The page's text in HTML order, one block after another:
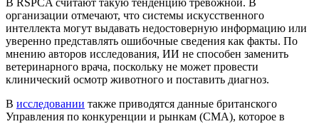
организации отмечают, что системы искусственного
интеллекта могут выдавать недостоверную информацию или
уверенно представлять ошибочные сведения как факты. По
мнению авторов исследования, ИИ не способен заменить
ветеринарного врача, поскольку не может провести
клинический осмотр животного и поставить диагноз.
В исследовании также приводятся данные британского
Управления по конкуренции и рынкам (CMA), которое в